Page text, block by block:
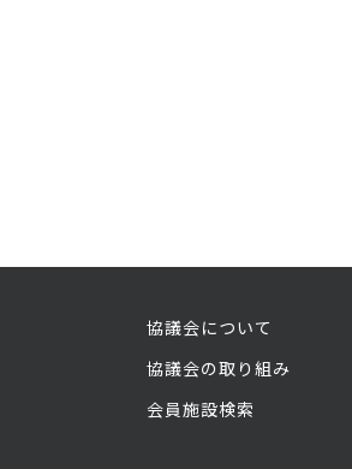
協議会について
協議会の取り組み
会員施設検索